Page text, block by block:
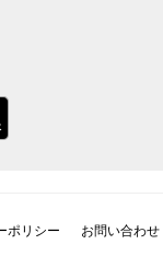
ポリシー
お問い合わせ